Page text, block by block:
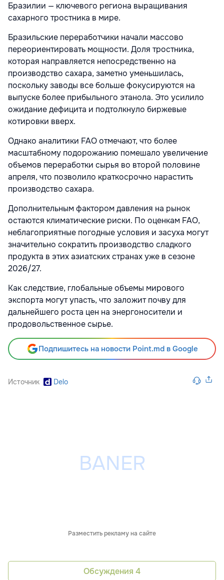
Бразилии — ключевого региона выращивания
сахарного тростника в мире.
Бразильские переработчики начали массово
переориентировать мощности. Доля тростника,
которая направляется непосредственно на
производство сахара, заметно уменьшилась,
поскольку заводы все больше фокусируются на
выпуске более прибыльного этанола. Это усилило
ожидание дефицита и подтолкнуло биржевые
котировки вверх.
Однако аналитики FAO отмечают, что более
масштабному подорожанию помешало увеличение
объемов переработки сырья во второй половине
апреля, что позволило краткосрочно нарастить
производство сахара.
Дополнительным фактором давления на рынок
остаются климатические риски. По оценкам FAO,
неблагоприятные погодные условия и засуха могут
значительно сократить производство сладкого
продукта в этих азиатских странах уже в сезоне
2026/27.
Как следствие, глобальные объемы мирового
экспорта могут упасть, что заложит почву для
дальнейшего роста цен на энергоносители и
продовольственное сырье.
Подпишитесь на новости Point.md в Google
Источник Delo
Разместить рекламу на сайте
Обсуждения 4